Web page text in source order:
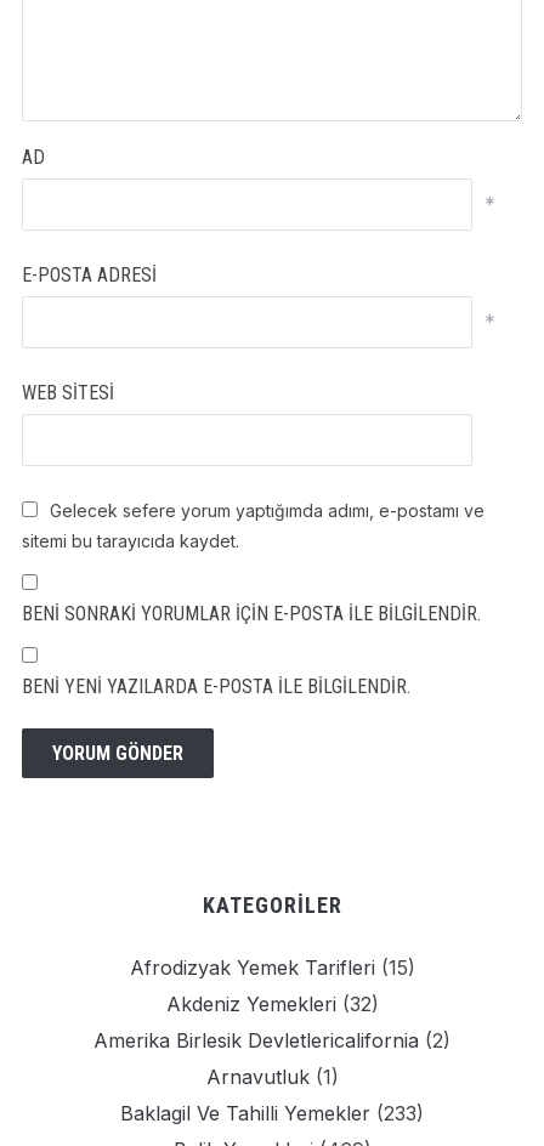
AD
*
E-POSTA ADRESI
*
WEB SITESI
Gelecek sefere yorum yaptığımda adımı, e-postamı ve
sitemi bu tarayıcıda kaydet.
BENI SONRAKI YORUMLAR IÇIN E-POSTA ILE BILGILENDIR.
BENI YENI YAZILARDA E-POSTA ILE BILGILENDIR.
KATEGORILER
Afrodizyak Yemek Tarifleri (15)
Akdeniz Yemekleri (32)
Amerika Birlesik Devletlericalifornia (2)
Arnavutluk(1)
Baklagil Ve Tahilli Yemekler (233)